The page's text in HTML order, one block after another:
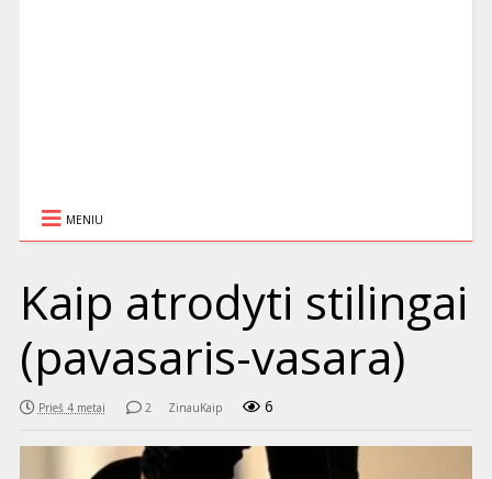
MENIU
Kaip atrodyti stilingai
(pavasaris-vasara)
Prieš 4 metai 2 ZinauKaip 6